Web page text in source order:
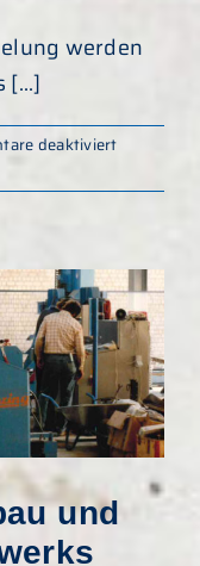
werden
[...]
deaktiviertfür
–
und